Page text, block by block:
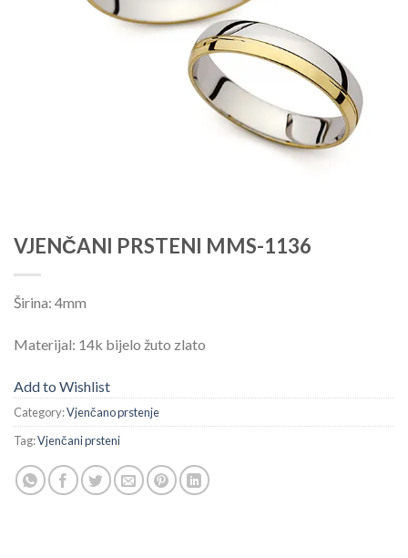
VJENČANI PRSTENI MMS-1136
Širina: 4mm
Materijal: 14k bijelo žuto zlato
Add to Wishlist
Category:Vjenčano prstenje
Tag:Vjenčani prsteni